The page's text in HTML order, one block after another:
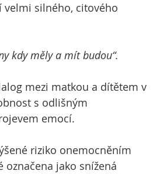
velmi silného, citového
ženy kdy měly a mít budou“.
mezi matkou a dítětem v
s odlišným
emocí.
riziko onemocněním
jako snížená